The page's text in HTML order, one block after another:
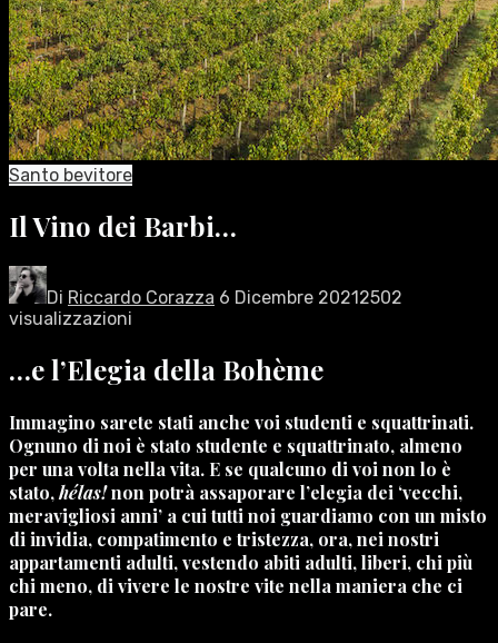
Santo bevitore
Il Vino dei Barbi…
Di Riccardo Corazza 6 Dicembre 20212502
visualizzazioni
…e l’Elegia della Bohème
Immagino sarete stati anche voi studenti e squattrinati.
Ognuno di noi è stato studente e squattrinato, almeno
per una volta nella vita. E se qualcuno di voi non lo è
stato,hélas!non potrà assaporare l’elegia dei ‘vecchi,
meravigliosi anni’ a cui tutti noi guardiamo con un misto
di invidia, compatimento e tristezza, ora, nei nostri
appartamenti adulti, vestendo abiti adulti, liberi, chi più
chi meno, di vivere le nostre vite nella maniera che ci
pare.